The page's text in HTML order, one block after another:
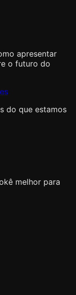
apresentar
o futuro do
do que estamos
melhor para